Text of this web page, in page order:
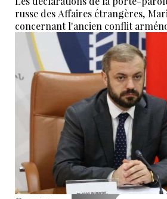
russe des Affaires étrangères,
concernant l'ancien conflit
déforment la réalité, a affirmé le
ministère des Affaires
Aykhan Hadjizadé.